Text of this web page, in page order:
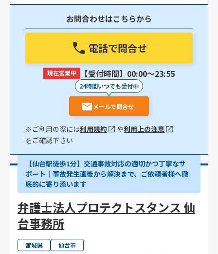
お問合わせはこちらから
電話で問合せ
現在営業中 【受付時間】00:00〜23:55
24時間いつでも受付中
メールで問合せ
※ご利用の際には利用規約 や利用上の注意
をご確認下さい
【仙台駅徒歩1分】交通事故対応の適切かつ丁寧なサ
ポート｜事故発生直後から解決まで、ご依頼者様へ徹
底的に寄り添います
弁護士法人プロテクトスタンス 仙
台事務所
宮城県 仙台市